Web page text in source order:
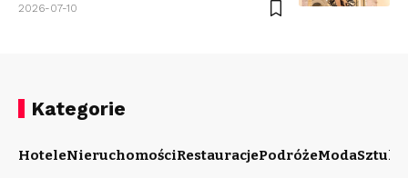
2026-07-10
Kategorie
HoteleNieruchomościRestauracjePodróżeModaSztuka